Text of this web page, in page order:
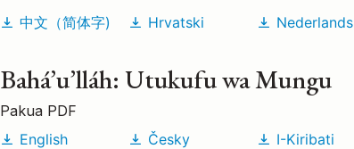
中文（简体字)
Hrvatski
Nederlands
Bahá’u’lláh: Utukufu wa Mungu
Pakua PDF
English
Česky
I-Kiribati